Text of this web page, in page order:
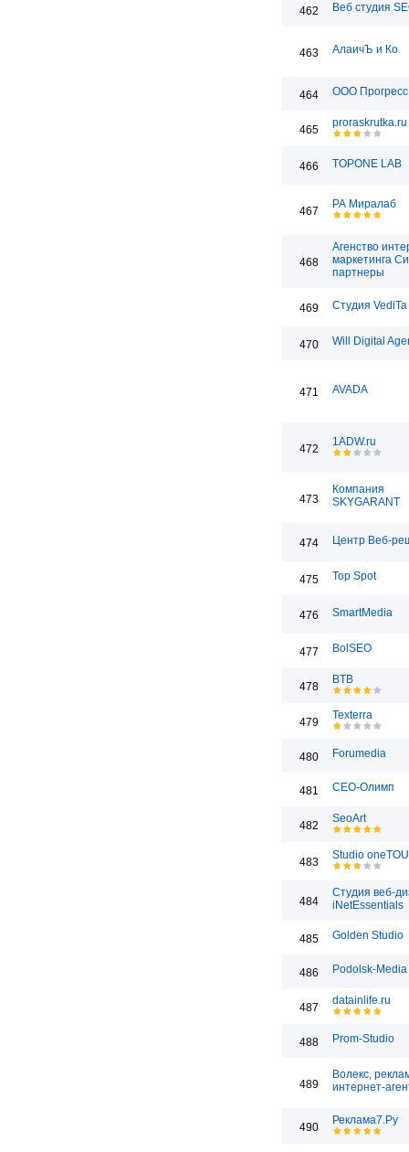
462 Веб студия
463 АлаичЪ и Ко
464 ООО
465
proraskrutka.ru
466 TOPONE LAB
467
РА Миралаб
468
Агенство
маркетинга
партнеры
469 Студия VediTa
470 Will Digital
471 AVADA
472
1ADW.ru
473
Компания
SKYGARANT
474 Центр Веб-
475 Top Spot
476 SmartMedia
477 BolSEO
478
BTB
479
Texterra
480 Forumedia
481 СЕО-Олимп
482
SeoArt
483
Studio
484
Студия веб-
iNetEssentials
485 Golden Studio
486 Podolsk-Media
487
datainlife.ru
488 Prom-Studio
489
Волекс,
интернет-
490
Реклама7.Ру